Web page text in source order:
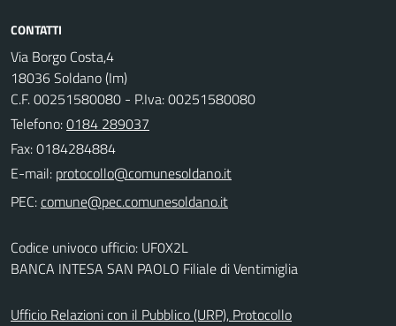
CONTATTI
Via Borgo Costa,4
18036 Soldano (Im)
C.F. 00251580080 - P.Iva: 00251580080
Telefono:0184 289037
Fax: 0184284884
E-mail:
PEC:
Codice univoco ufficio: UF0X2L
BANCA INTESA SAN PAOLO Filiale di Ventimiglia
Ufficio Relazioni con il Pubblico (URP), Protocollo